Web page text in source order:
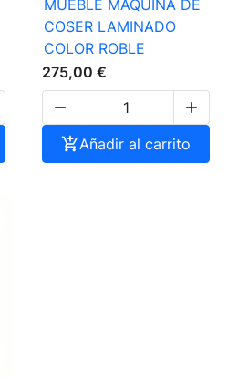
MUEBLE MAQUINA DE
COSER LAMINADO
COLOR ROBLE
275,00 €


Añadir al carrito